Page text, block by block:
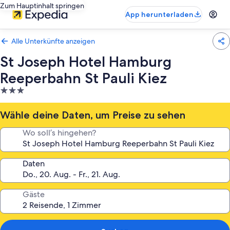
Zum Hauptinhalt springen
App herunterladen
Alle Unterkünfte anzeigen
St Joseph Hotel Hamburg
Reeperbahn St Pauli Kiez
3.0-
Sterne-
Unterkunft
Wähle deine Daten, um Preise zu sehen
Wo soll’s hingehen?
Daten
Gäste